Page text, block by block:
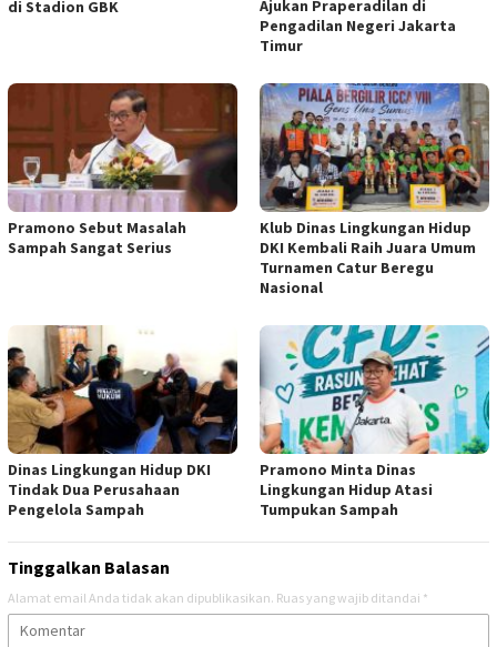
di Stadion GBK
Ajukan Praperadilan di
Pengadilan Negeri Jakarta
Timur
Pramono Sebut Masalah
Sampah Sangat Serius
Klub Dinas Lingkungan Hidup
DKI Kembali Raih Juara Umum
Turnamen Catur Beregu
Nasional
Dinas Lingkungan Hidup DKI
Tindak Dua Perusahaan
Pengelola Sampah
Pramono Minta Dinas
Lingkungan Hidup Atasi
Tumpukan Sampah
Tinggalkan Balasan
Alamat email Anda tidak akan dipublikasikan. Ruas yang wajib ditandai *